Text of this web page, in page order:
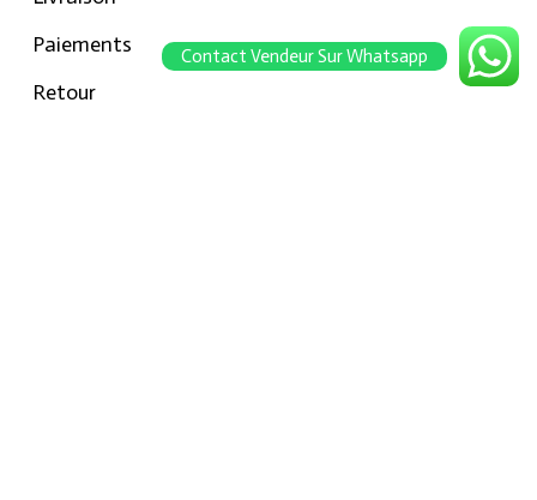
Paiements
Retour
Contact Vendeur Sur Whatsapp